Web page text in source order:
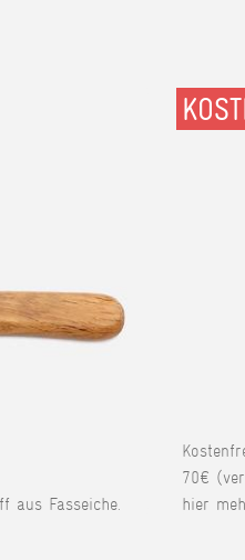
aus Fasseiche.
70€
hier